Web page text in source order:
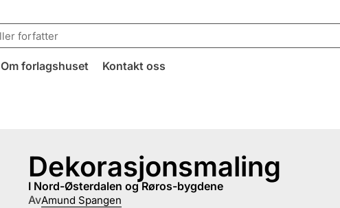
Om forlagshuset Kontakt oss
Dekorasjonsmaling
i Nord-Østerdalen og Røros-bygdene
AvAmund Spangen